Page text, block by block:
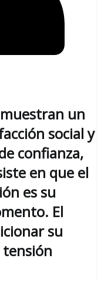
un
social y
confianza,
en que el
es su
El
su
tensión